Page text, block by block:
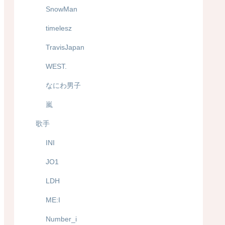
SnowMan
timelesz
TravisJapan
WEST.
なにわ男子
嵐
歌手
INI
JO1
LDH
ME:I
Number_i